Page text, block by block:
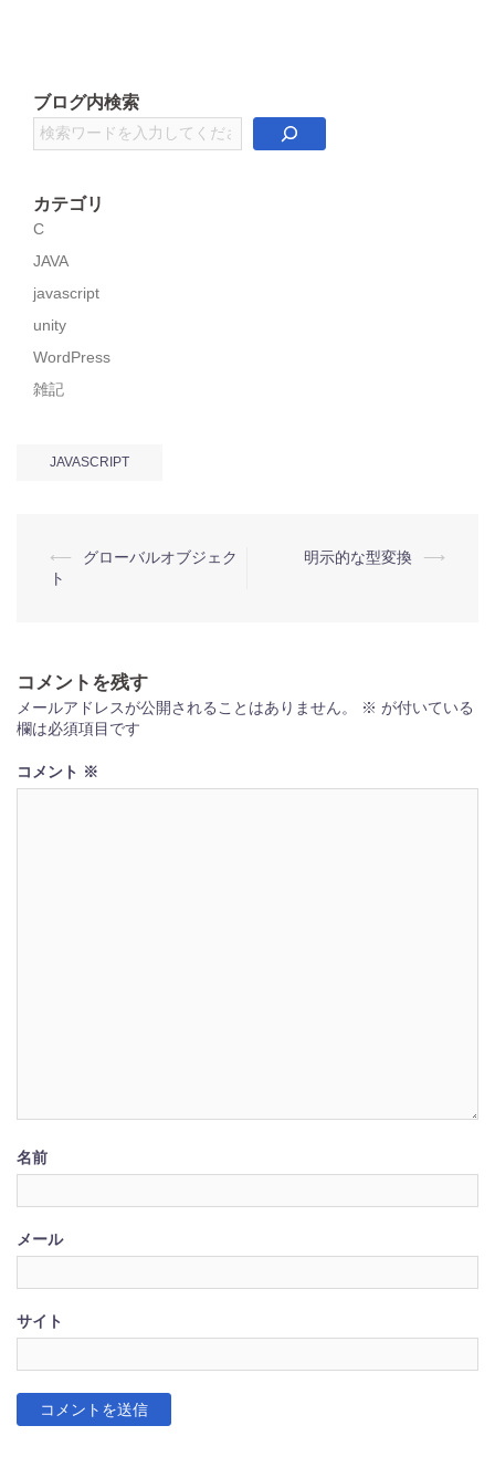
ブログ内検索
検
索
カテゴリ
C
JAVA
javascript
unity
WordPress
雑記
JAVASCRIPT
投
稿
ゲ
ー
シ
ョ
⟵
グローバルオブジェク
ト
明示的な型変換 ⟶
コメントを残す
メールアドレスが公開されることはありません。 ※ が付いている
欄は必須項目です
コメント ※
名前
メール
サイト